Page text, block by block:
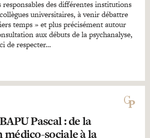
des différentes institutions
universitaires, à venir débattre
temps » et plus précisément autour
aux débuts de la psychanalyse,
de respecter…
Pascal : de la
sociale à la